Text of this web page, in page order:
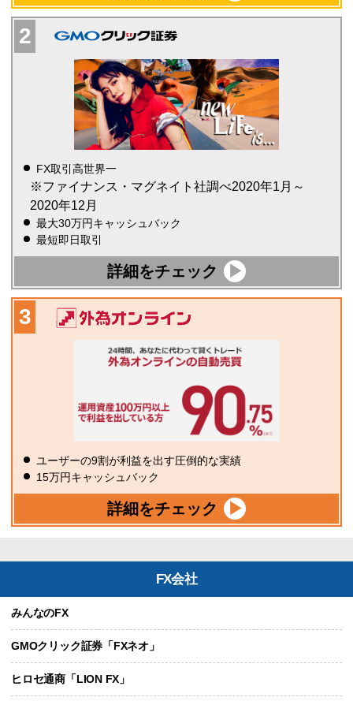
FX取引高世界一
※ファイナンス・マグネイト社調べ2020年1月～
2020年12月
最大30万円キャッシュバック
最短即日取引
詳細をチェック
ユーザーの9割が利益を出す圧倒的な実績
15万円キャッシュバック
詳細をチェック
FX会社
みんなのFX
GMOクリック証券「FXネオ」
ヒロセ通商「LION FX」